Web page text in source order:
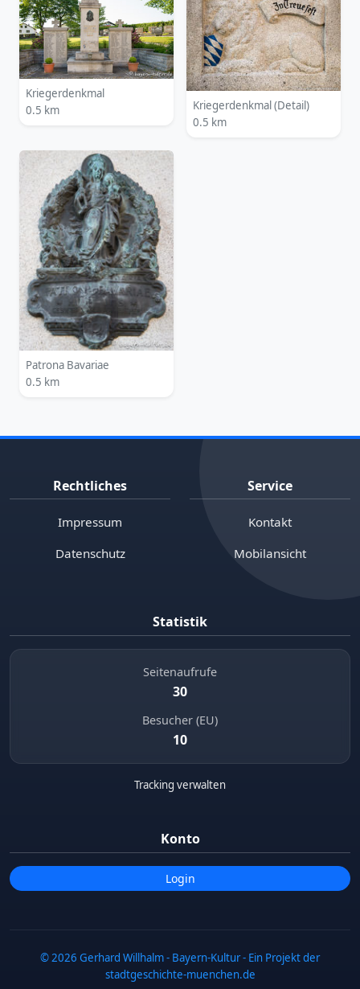
Kriegerdenkmal
0.5 km
Kriegerdenkmal (Detail)
0.5 km
Patrona Bavariae
0.5 km
Rechtliches
Impressum
Datenschutz
Service
Kontakt
Mobilansicht
Statistik
Seitenaufrufe
30
Besucher (EU)
10
Tracking verwalten
Konto
Login
© 2026 Gerhard Willhalm - Bayern-Kultur - Ein Projekt der
stadtgeschichte-muenchen.de